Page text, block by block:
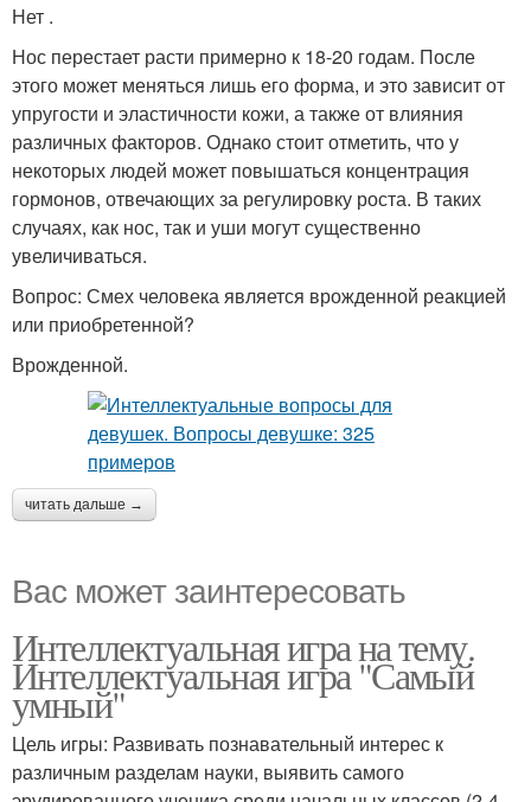
Нет .
Нос перестает расти примерно к 18-20 годам. После
этого может меняться лишь его форма, и это зависит от
упругости и эластичности кожи, а также от влияния
различных факторов. Однако стоит отметить, что у
некоторых людей может повышаться концентрация
гормонов, отвечающих за регулировку роста. В таких
случаях, как нос, так и уши могут существенно
увеличиваться.
Вопрос: Смех человека является врожденной реакцией
или приобретенной?
Врожденной.
читать дальше →
Вас может заинтересовать
Интеллектуальная игра на тему.
Интеллектуальная игра "Самый
умный"
Цель игры: Развивать познавательный интерес к
различным разделам науки, выявить самого